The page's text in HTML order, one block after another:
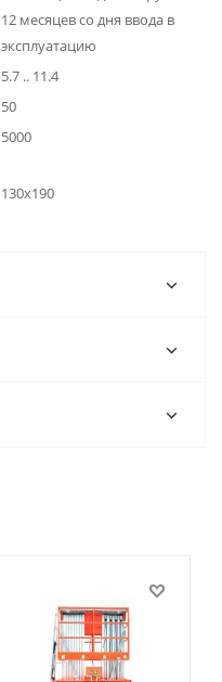
12 месяцев со дня ввода в
эксплуатацию
5.7 .. 11.4
50
5000
130х190